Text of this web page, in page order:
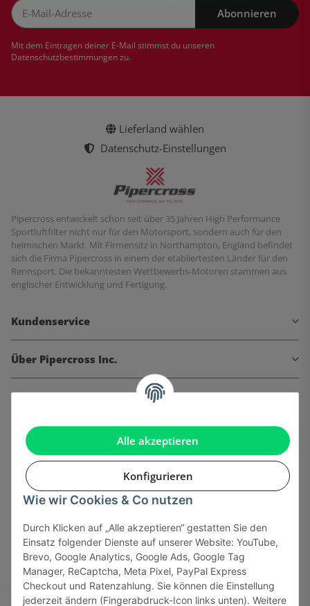
Alle akzeptieren
Konfigurieren
Wie wir Cookies & Co nutzen
Durch Klicken auf „Alle akzeptieren“ gestatten Sie den
Einsatz folgender Dienste auf unserer Website: YouTube,
Brevo, Google Analytics, Google Ads, Google Tag
Manager, ReCaptcha, Meta Pixel, PayPal Express
Checkout und Ratenzahlung. Sie können die Einstellung
jederzeit ändern (Fingerabdruck-Icon links unten). Weitere
Abonnieren
Mit dem Eintragen deiner E-Mail stimmst du unseren
Datenschutzbestimmungenzu.
Lieferland wählen
Datenschutz-Einstellungen
Pipercross entwickelt schon seit über 35 Jahren High Performance
Sportluftfilter nicht nur für den Motorsport, sondern auch für den
heimischen Markt. Mit Firmensitz in Northampton, England befindet
sich die Firma Pipercross in einem der etabliertesten Länder für den
Rennsport. Die bekanntesten Wettbewerbs-Motoren stammen aus
englischer Entwicklung und Fertigung.
Kundenservice
Über Pipercross Inc.
Informationen
Gesetzliche Informationen
Sicher bezahlen via: